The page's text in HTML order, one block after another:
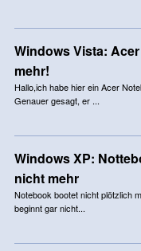
Windows Vista:
mehr!
Hallo,ich habe hier ein Acer
Genauer gesagt, er ...
Windows XP:
nicht mehr
Notebook bootet nicht plötzlich
beginnt gar nicht...